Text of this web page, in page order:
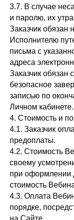
3.7. В случае
и паролю, их
Заказчик обязан
Исполнителю
письма с
адреса
Заказчик обязан
безопасное
записью по
Личном кабинете.
4. Стоимость и
4.1. Заказчик
предоплаты.
4.2. Стоимость
своему
при оформлении
стоимость
4.3. Оплата
порядке,
на Сайте.